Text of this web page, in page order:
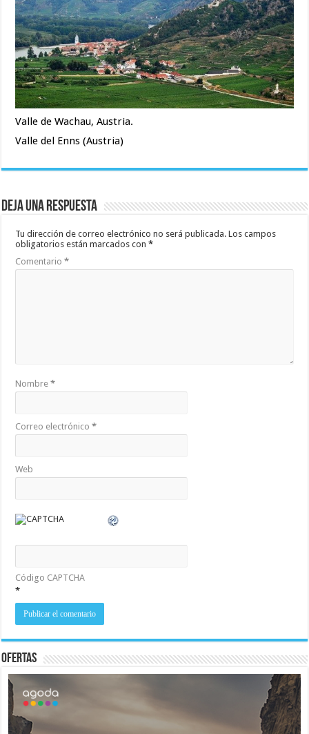
Valle de Wachau, Austria.
Valle del Enns (Austria)
Deja una respuesta
Tu dirección de correo electrónico no será publicada. Los campos
obligatorios están marcados con*
Comentario*
Nombre*
Correo electrónico*
Web
Código CAPTCHA
*
Ofertas